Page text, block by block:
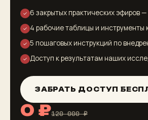
✓ 6 закрытых практических эфиров
✓ 4 рабочие таблицы и инструменты
✓ 5 пошаговых инструкций по
✓ Доступ к результатам наших
ЗАБРАТЬ ДОСТУП
0 ₽120 000 ₽